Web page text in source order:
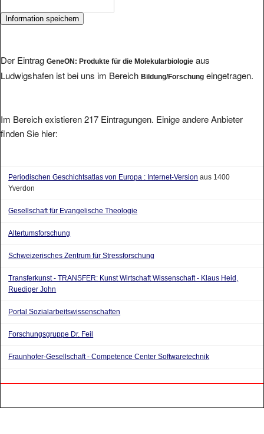
Der Eintrag GeneON: Produkte für die Molekularbiologie aus
Ludwigshafen ist bei uns im Bereich Bildung/Forschung eingetragen.
Im Bereich existieren 217 Eintragungen. Einige andere Anbieter
finden Sie hier:
Periodischen Geschichtsatlas von Europa : Internet-Version aus 1400
Yverdon
Gesellschaft für Evangelische Theologie
Altertumsforschung
Schweizerisches Zentrum für Stressforschung
Transferkunst - TRANSFER: Kunst Wirtschaft Wissenschaft - Klaus Heid,
Ruediger John
Portal Sozialarbeitswissenschaften
Forschungsgruppe Dr. Feil
Fraunhofer-Gesellschaft - Competence Center Softwaretechnik